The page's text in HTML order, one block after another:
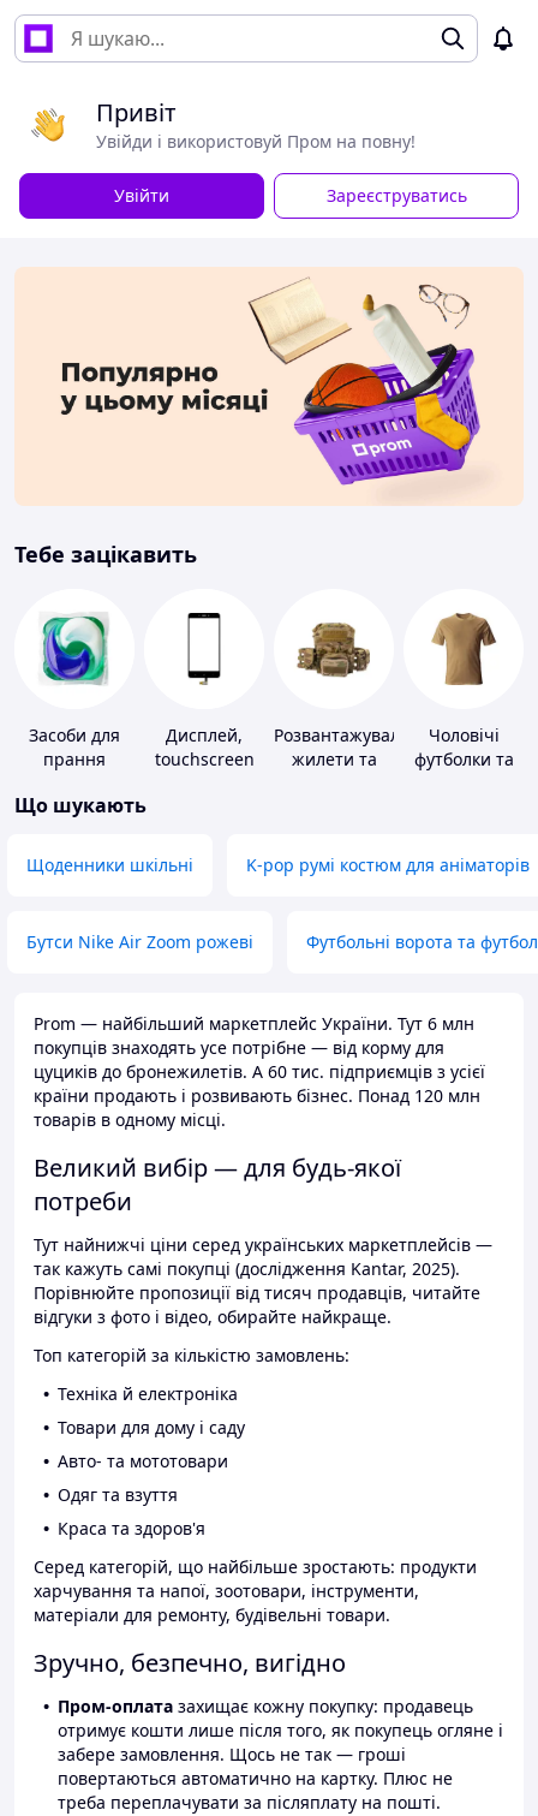
Привіт
Увійди і використовуй Пром на повну!
Увійти Зареєструватись
Тебе зацікавить
Засоби для
прання
Дисплей,
touchscreen
Розвантажувальні
жилети та
Чоловічі
футболки та
Що шукають
Щоденники шкільні K-pop румі костюм для аніматорів
Бутси Nike Air Zoom рожеві Футбольні ворота та
Prom — найбільший маркетплейс України. Тут 6 млн
покупців знаходять усе потрібне — від корму для
цуциків до бронежилетів. А 60 тис. підприємців з усієї
країни продають і розвивають бізнес. Понад 120 млн
товарів в одному місці.
Великий вибір — для будь-якої
потреби
Тут найнижчі ціни серед українських маркетплейсів —
так кажуть самі покупці (дослідження Kantar, 2025).
Порівнюйте пропозиції від тисяч продавців, читайте
відгуки з фото і відео, обирайте найкраще.
Топ категорій за кількістю замовлень:
Техніка й електроніка
Товари для дому і саду
Авто- та мототовари
Одяг та взуття
Краса та здоров'я
Серед категорій, що найбільше зростають: продукти
харчування та напої, зоотовари, інструменти,
матеріали для ремонту, будівельні товари.
Зручно, безпечно, вигідно
Пром-оплата захищає кожну покупку: продавець
отримує кошти лише після того, як покупець огляне і
забере замовлення. Щось не так — гроші
повертаються автоматично на картку. Плюс не
треба переплачувати за післяплату на пошті.